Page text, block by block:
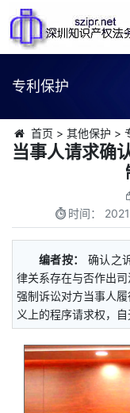
专利保护
首页 > 其他保护 >
当事人请求确
时间：
编者按：
确认之
律关系存在与否作出
强制诉讼对方当事人
义上的程序请求权，自